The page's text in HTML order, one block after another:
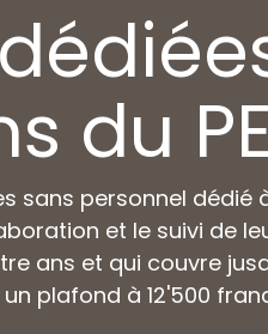
du
sans personnel dédié
et le suivi de
ans et qui couvre
plafond à 12'500